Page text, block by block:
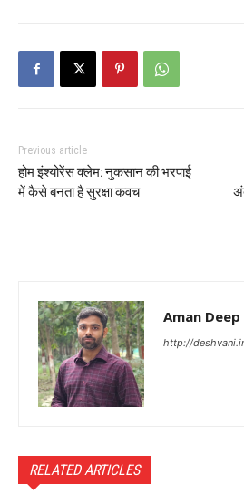
Previous article
होम इंश्योरेंस क्लेम: नुकसान की भरपाई
में कैसे बनता है सुरक्षा कवच
Aman Deep
http://
RELATED ARTICLES